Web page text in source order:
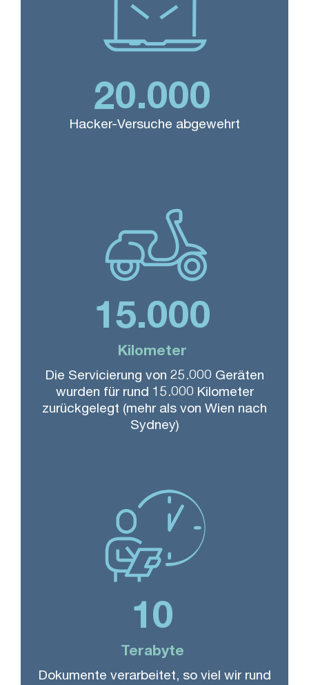
Terabyte
10
Dokumente verarbeitet, so viel wir rund
Kilometer
15.000
Die Servicierung von 25.000 Geräten
wurden für rund 15.000 Kilometer
zurückgelegt (mehr als von Wien nach
Sydney)
20.000
Hacker-Versuche abgewehrt